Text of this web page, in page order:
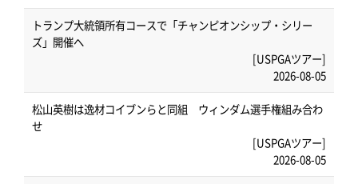
トランプ大統領所有コースで「チャンピオンシップ・シリー
ズ」開催へ
[USPGAツアー]
2026-08-05
松山英樹は逸材コイブンらと同組 ウィンダム選手権組み合わ
せ
[USPGAツアー]
2026-08-05